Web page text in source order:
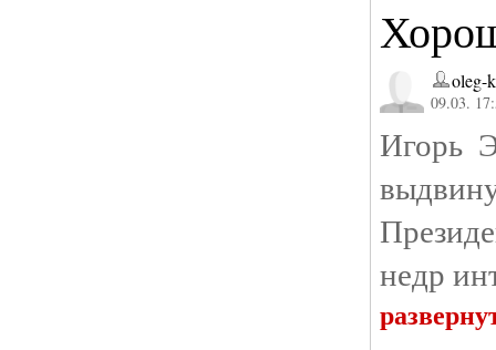
oleg-
09.03.
Игорь
недр